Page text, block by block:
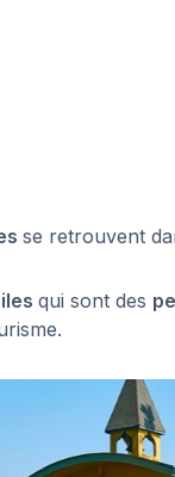
se retrouvent
qui sont des